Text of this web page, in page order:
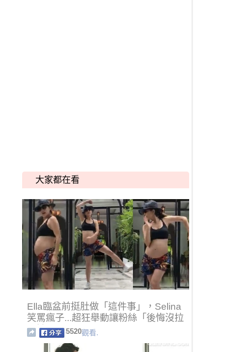
大家都在看
Ella臨盆前挺肚做「這件事」，Selina
笑罵瘋子...超狂舉動讓粉絲「後悔沒拉
緊她」！5520觀看.